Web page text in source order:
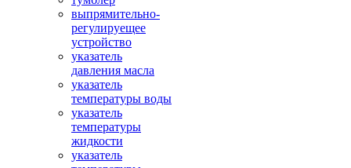
выпрямительно-
регулируещее
устройство
указатель
давления масла
указатель
температуры воды
указатель
температуры
жидкости
указатель